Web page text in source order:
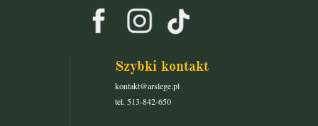
Szybki kontakt
kontakt@arslege.pl
tel. 513-842-650